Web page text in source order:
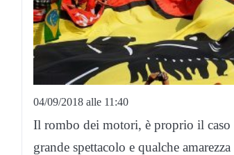
04/09/2018 alle 11:40
Il rombo dei motori, è proprio il caso
grande spettacolo e qualche